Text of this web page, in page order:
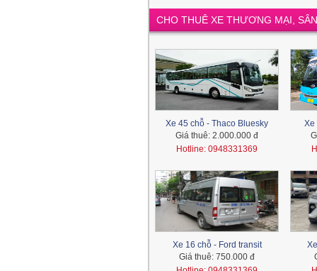
CHO THUÊ XE THƯƠNG MẠI,
Xe 45 chỗ - Thaco Bluesky
Giá thuê: 2.000.000 đ
Hotline: 0948331369
Xe
Xe 16 chỗ - Ford transit
Giá thuê: 750.000 đ